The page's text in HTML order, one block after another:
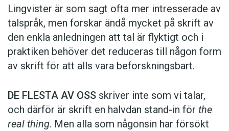
Lingvister är som sagt ofta mer intresserade av
talspråk, men forskar ändå mycket på skrift av
den enkla anledningen att tal är flyktigt och i
praktiken behöver det reduceras till någon form
av skrift för att alls vara beforskningsbart.
DE FLESTA AV OSS skriver inte som vi talar,
och därför är skrift en halvdan stand-in för the
real thing. Men alla som någonsin har försökt